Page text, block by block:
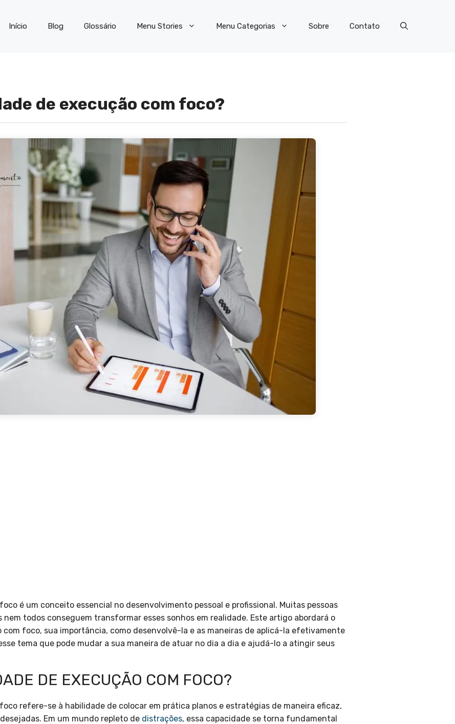
Início Blog Glossário Menu Stories Menu Categorias Sobre Contato
de execução com foco?
é um conceito essencial no desenvolvimento pessoal e profissional. Muitas pessoas
nem todos conseguem transformar esses sonhos em realidade. Este artigo abordará o
com foco, sua importância, como desenvolvê-la e as maneiras de aplicá-la efetivamente
tema que pode mudar a sua maneira de atuar no dia a dia e ajudá-lo a atingir seus
DE EXECUÇÃO COM FOCO?
refere-se à habilidade de colocar em prática planos e estratégias de maneira eficaz,
Em um mundo repleto de distrações, essa capacidade se torna fundamental